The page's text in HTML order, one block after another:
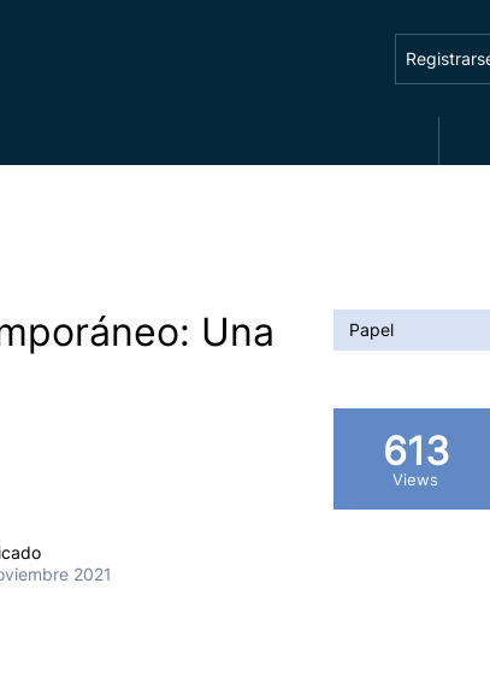
Una
2021
Papel
613
Views